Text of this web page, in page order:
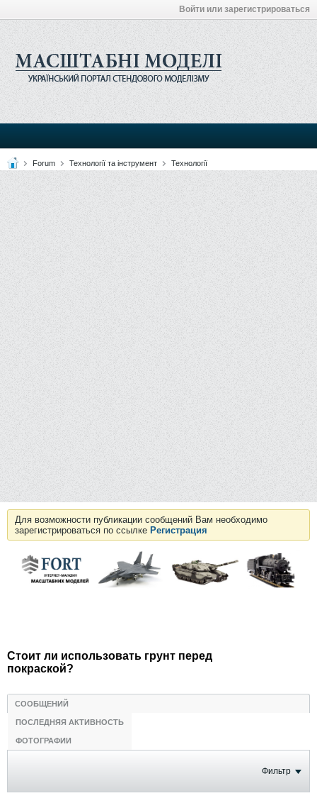
Войти или зарегистрироваться
Forum Технології та інструмент Технології
Для возможности публикации сообщений Вам необходимо
зарегистрироваться по ссылке Регистрация
Стоит ли использовать грунт перед
покраской?
СООБЩЕНИЙ
ПОСЛЕДНЯЯ АКТИВНОСТЬ
ФОТОГРАФИИ
Фильтр